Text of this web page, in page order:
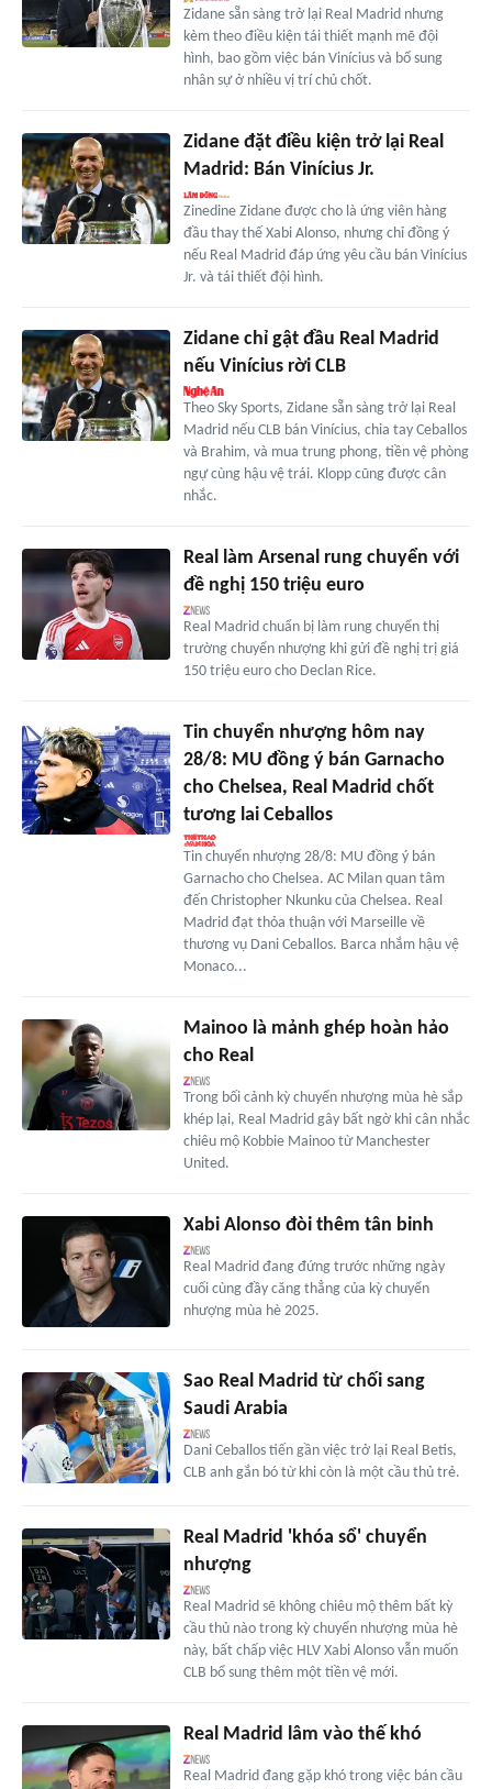
Zidane sẵn sàng trở lại Real Madrid nhưng
kèm theo điều kiện tái thiết mạnh mẽ đội
hình, bao gồm việc bán Vinícius và bổ sung
nhân sự ở nhiều vị trí chủ chốt.
Zidane đặt điều kiện trở lại Real
Madrid: Bán Vinícius Jr.
Zinedine Zidane được cho là ứng viên hàng
đầu thay thế Xabi Alonso, nhưng chỉ đồng ý
nếu Real Madrid đáp ứng yêu cầu bán Vinícius
Jr. và tái thiết đội hình.
Zidane chỉ gật đầu Real Madrid
nếu Vinícius rời CLB
Theo Sky Sports, Zidane sẵn sàng trở lại Real
Madrid nếu CLB bán Vinícius, chia tay Ceballos
và Brahim, và mua trung phong, tiền vệ phòng
ngự cùng hậu vệ trái. Klopp cũng được cân
nhắc.
Real làm Arsenal rung chuyển với
đề nghị 150 triệu euro
Real Madrid chuẩn bị làm rung chuyển thị
trường chuyển nhượng khi gửi đề nghị trị giá
150 triệu euro cho Declan Rice.
Tin chuyển nhượng hôm nay
28/8: MU đồng ý bán Garnacho
cho Chelsea, Real Madrid chốt
tương lai Ceballos
Tin chuyển nhượng 28/8: MU đồng ý bán
Garnacho cho Chelsea. AC Milan quan tâm
đến Christopher Nkunku của Chelsea. Real
Madrid đạt thỏa thuận với Marseille về
thương vụ Dani Ceballos. Barca nhắm hậu vệ
Monaco...
Mainoo là mảnh ghép hoàn hảo
cho Real
Trong bối cảnh kỳ chuyển nhượng mùa hè sắp
khép lại, Real Madrid gây bất ngờ khi cân nhắc
chiêu mộ Kobbie Mainoo từ Manchester
United.
Xabi Alonso đòi thêm tân binh
Real Madrid đang đứng trước những ngày
cuối cùng đầy căng thẳng của kỳ chuyển
nhượng mùa hè 2025.
Sao Real Madrid từ chối sang
Saudi Arabia
Dani Ceballos tiến gần việc trở lại Real Betis,
CLB anh gắn bó từ khi còn là một cầu thủ trẻ.
Real Madrid 'khóa sổ' chuyển
nhượng
Real Madrid sẽ không chiêu mộ thêm bất kỳ
cầu thủ nào trong kỳ chuyển nhượng mùa hè
này, bất chấp việc HLV Xabi Alonso vẫn muốn
CLB bổ sung thêm một tiền vệ mới.
Real Madrid lâm vào thế khó
Real Madrid đang gặp khó trong việc bán cầu